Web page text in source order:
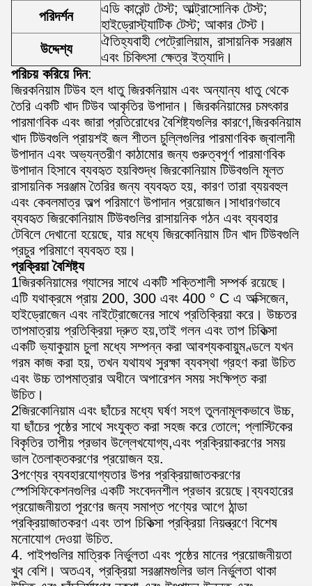
পরিদর্শন
এডি কারেন্ট টেস্ট; আল্ট্রাসোনিক টেস্ট;
হাইড্রোস্ট্যাটিক টেস্ট; আকার টেস্ট।
উদ্দেশ্য
ঐতিহ্যবাহী পেট্রোলিয়াম, রাসায়নিক সরঞ্জাম
এবং চিকিৎসা ক্ষেত্র ইত্যাদি।
পরিচয় করিয়ে দিন:
জিরকনিয়াম টিউব হল ধাতু জিরকনিয়াম এবং অন্যান্য ধাতু থেকে
তৈরি একটি খাদ টিউব আকৃতির উপাদান। জিরকনিয়ামের চমৎকার
পারমাণবিক এবং জারা প্রতিরোধের বৈশিষ্ট্যগুলির কারণে,জিরকনিয়াম
খাদ টিউবগুলি প্রায়শই জল শীতল চুল্লিগুলির পারমাণবিক জ্বালানী
উপাদান এবং অভ্যন্তরীণ কাঠামোর জন্য গুরুত্বপূর্ণ পারমাণবিক
উপাদান হিসাবে ব্যবহৃত হয়বিশুদ্ধ জিরকোনিয়াম টিউবগুলি মূলত
রাসায়নিক সরঞ্জাম তৈরির জন্য ব্যবহৃত হয়, কারণ তারা ব্যয়বহুল
এবং কেবলমাত্র অল্প পরিমাণে উপাদান প্রয়োজন।সাধারণভাবে
ব্যবহৃত জিরকোনিয়াম টিউবগুলির রাসায়নিক গঠন এবং ব্যবহার
টেবিলে দেখানো হয়েছে, যার মধ্যে জিরকোনিয়াম টিন খাদ টিউবগুলি
প্রচুর পরিমাণে ব্যবহৃত হয়।
প্রক্রিয়া বৈশিষ্ট্য
1জিরকনিয়ামের গ্যাসের সাথে একটি শক্তিশালী সম্পর্ক রয়েছে।
এটি যথাক্রমে প্রায় 200, 300 এবং 400 ° C এ অক্সিজেন,
হাইড্রোজেন এবং নাইট্রোজেনের সাথে প্রতিক্রিয়া করে। উচ্চতর
তাপমাত্রায় প্রতিক্রিয়া দ্রুত হয়,তাই গলন এবং তাপ চিকিত্সা
একটি ভ্যাকুয়াম চুলা মধ্যে সম্পন্ন করা আবশ্যকবায়ুমণ্ডলে যখন
গরম কাজ করা হয়, তখন যথাযথ সুরক্ষা ব্যবস্থা গ্রহণ করা উচিত
এবং উচ্চ তাপমাত্রার অধীনে অপারেশন সময় সংক্ষিপ্ত করা
উচিত।
2জিরকোনিয়াম এবং ছাঁচের মধ্যে ঘর্ষণ সহগ তুলনামূলকভাবে উচ্চ,
যা ছাঁচের পৃষ্ঠের সাথে সংযুক্ত করা সহজ করে তোলে; প্লাস্টিকের
বিকৃতির তাপীয় প্রভাব উল্লেখযোগ্য,এবং প্রক্রিয়াকরণের সময়
ভাল তৈলাক্তকরণের প্রয়োজন হয়.
3পণ্যের ব্যবহারযোগ্যতার উপর প্রক্রিয়াজাতকরণের
স্পেসিফিকেশনগুলির একটি সংবেদনশীল প্রভাব রয়েছে।ব্যবহারের
প্রয়োজনীয়তা পূরণের জন্য সমাপ্ত পণ্যের আগে ঠান্ডা
প্রক্রিয়াজাতকরণ এবং তাপ চিকিত্সা প্রক্রিয়া নিয়ন্ত্রণে বিশেষ
মনোযোগ দেওয়া উচিত.
4. পাইপগুলির মাত্রিক নির্ভুলতা এবং পৃষ্ঠের মানের প্রয়োজনীয়তা
খুব বেশি। অতএব, প্রক্রিয়া সরঞ্জামগুলির ভাল নির্ভুলতা থাকা